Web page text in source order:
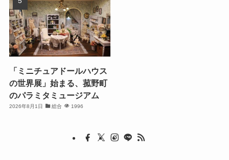
「ミニチュアドールハウス
の世界展」始まる、菰野町
のパラミタミュージアム
2026年8月1日 総合 1996